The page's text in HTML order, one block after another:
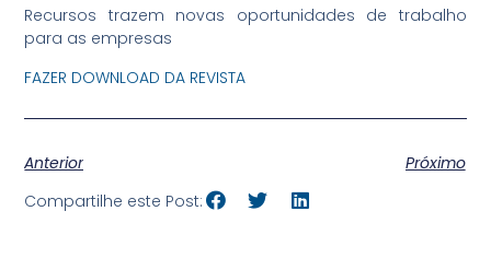
Recursos trazem novas oportunidades de trabalho
para as empresas
FAZER DOWNLOAD DA REVISTA
Anterior
Próximo
Compartilhe este Post: